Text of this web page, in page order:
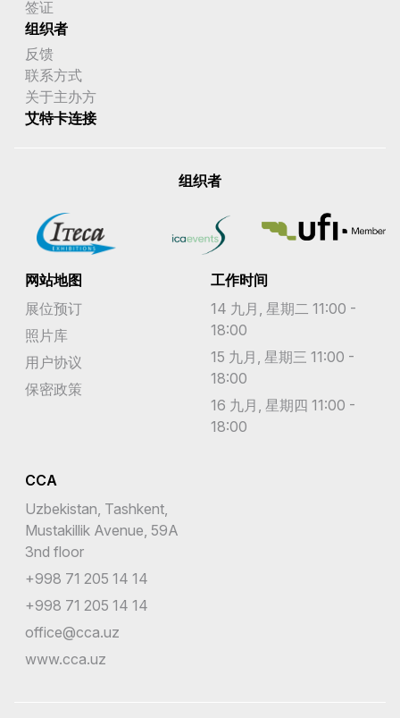
签证
组织者
反馈
联系方式
关于主办方
艾特卡连接
组织者
网站地图
展位预订
照片库
用户协议
保密政策
工作时间
14 九月, 星期二 11:00 -
18:00
15 九月, 星期三 11:00 -
18:00
16 九月, 星期四 11:00 -
18:00
CCA
Uzbekistan, Tashkent,
Mustakillik Avenue, 59A
3nd floor
+998 71 205 14 14
+998 71 205 14 14
office@cca.uz
www.cca.uz